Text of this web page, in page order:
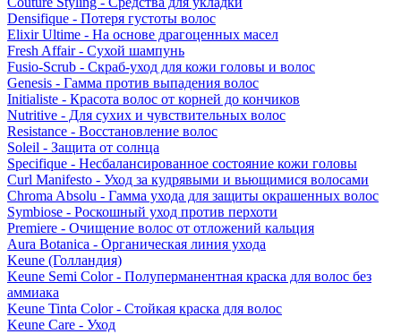
Densifique - Потеря густоты волос
Elixir Ultime - На основе драгоценных масел
Fresh Affair - Сухой шампунь
Fusio-Scrub - Скраб-уход для кожи головы и волос
Genesis - Гамма против выпадения волос
Initialiste - Красота волос от корней до кончиков
Nutritive - Для сухих и чувствительных волос
Resistance - Восстановление волос
Soleil - Защита от солнца
Specifique - Несбалансированное состояние кожи головы
Curl Manifesto - Уход за кудрявыми и вьющимися волосами
Chroma Absolu - Гамма ухода для защиты окрашенных волос
Symbiose - Роскошный уход против перхоти
Premiere - Очищение волос от отложений кальция
Aura Botanica - Органическая линия ухода
Keune (Голландия)
Keune Semi Color - Полуперманентная краска для волос без
аммиака
Keune Tinta Color - Стойкая краска для волос
Keune Care - Уход